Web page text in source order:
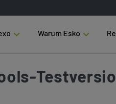
Warum Esko